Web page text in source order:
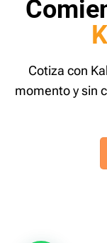
Cotiza con
momento y sin